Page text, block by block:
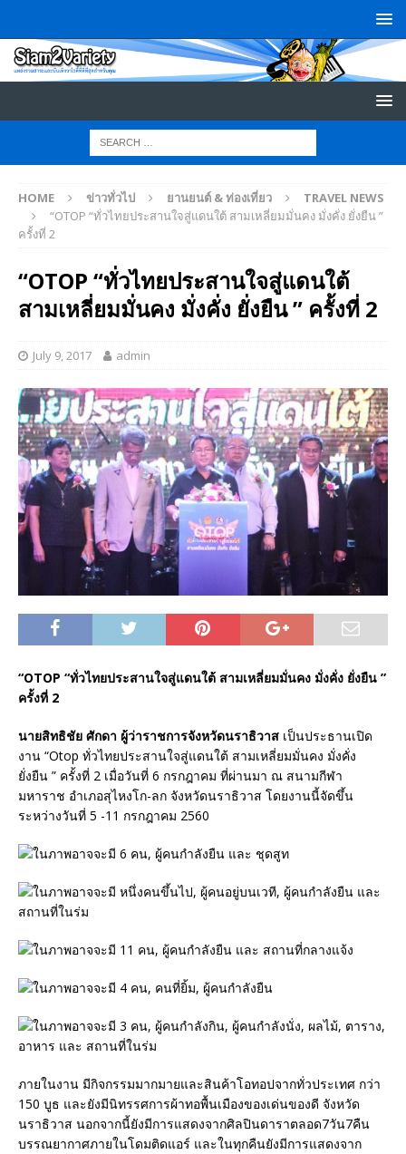
HOME ข่าวทั่วไป ยานยนต์ & ท่องเที่ยว
TRAVEL NEWS
“OTOP “ทั่วไทยประสานใจสู่แดนใต้ สามเหลี่ยมมั่นคง มั่งคั่ง ยั่งยืน ”
ครั้งที่ 2
“OTOP “ทั่วไทยประสานใจสู่แดนใต้
สามเหลี่ยมมั่นคง มั่งคั่ง ยั่งยืน ” ครั้งที่ 2
July 9, 2017 admin
“OTOP “ทั่วไทยประสานใจสู่แดนใต้ สามเหลี่ยมมั่นคง มั่งคั่ง ยั่งยืน ”
ครั้งที่ 2
นายสิทธิชัย ศักดา ผู้ว่าราชการจังหวัดนราธิวาส เป็นประธานเปิด
งาน “Otop ทั่วไทยประสานใจสู่แดนใต้ สามเหลี่ยมมั่นคง มั่งคั่ง
ยั่งยืน ” ครั้งที่ 2 เมื่อวันที่ 6 กรกฎาคม ที่ผ่านมา ณ สนามกีฬา
มหาราช อำเภอสุไหงโก-ลก จังหวัดนราธิวาส โดยงานนี้จัดขึ้น
ระหว่างวันที่ 5 -11 กรกฎาคม 2560
ภายในงาน มีกิจกรรมมากมายและสินค้าโอทอปจากทั่วประเทศ กว่า
150 บูธ และยังมีนิทรรศการผ้าทอพื้นเมืองของเด่นของดี จังหวัด
นราธิวาส นอกจากนี้ยังมีการแสดงจากศิลปินดาราตลอด7วัน7คืน
บรรณยากาศภายในโดมติดแอร์ และในทุกคืนยังมีการแสดงจาก